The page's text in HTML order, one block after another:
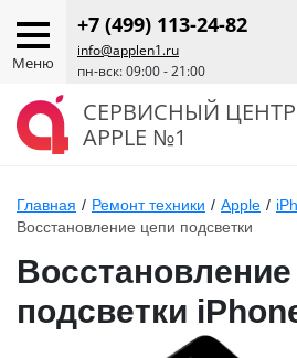
Меню
+7 (499) 113-24-82
info@applen1.ru
пн-вск: 09:00 - 21:00
СЕРВИСНЫЙ ЦЕНТР
APPLE №1
Главная / Ремонт техники / Apple /
Восстановление цепи подсветки
подсветки